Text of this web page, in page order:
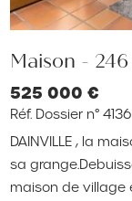
Maison -
525 000 €
Réf. Dossier n°
DAINVILLE , la
sa
maison de village